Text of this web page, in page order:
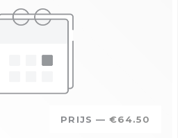
PRIJS — €64.50